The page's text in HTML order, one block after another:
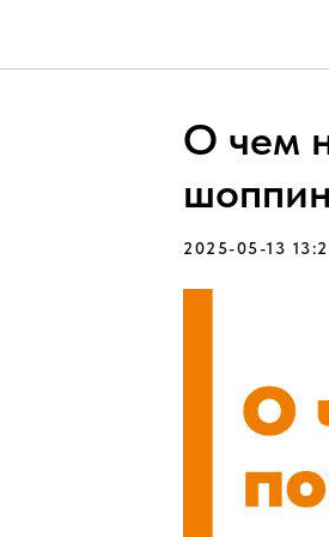
О чем
2025-05-13